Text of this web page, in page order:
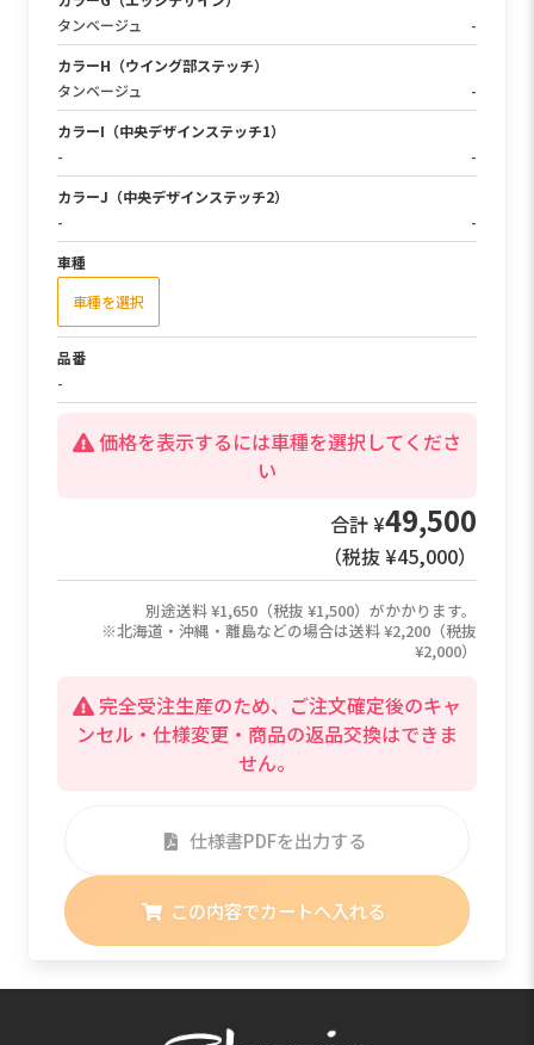
タンベージュ
-
カラーH（ウイング部ステッチ）
タンベージュ
-
カラーI（中央デザインステッチ1）
-
-
カラーJ（中央デザインステッチ2）
-
-
車種
品番
ES-0639
合計 ¥49,500
別途送料 ¥1,650（税抜 ¥1,500）がかかります。
※北海道・沖縄・離島などの場合は送料 ¥2,200（税抜
¥2,000）
完全受注生産のため、ご注文確定後のキャ
ンセル・仕様変更・商品の返品交換はできま
仕様書PDFを出力する